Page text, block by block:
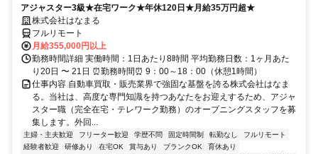
アジャスター3級★在宅ワーク★年休120日★月給35万円超★
株式会社はなまる
フルリモート
月給355,000円以上
勤務時間詳細 実働時間：1日あたり8時間 平均勤務日数：1ヶ月あた
り20日 〜 21日 ⏰勤務時間⏰ 9：00～18：00（休憩1時間）
仕事内容 自動車買取・販売業界で強固な基盤を誇る株式会社はなま
る。当社は、高度な専門知識を持つあなたをお迎えするため、アジャ
スター職（完全在宅・テレワーク勤務）のオープニングスタッフを募
集します。外回...
主婦・主夫歓迎 フリーター歓迎 学歴不問 固定時間制 転勤なし
フルリモート
経験者歓迎
研修あり 在宅OK 賞与あり ブランクOK
育休あり